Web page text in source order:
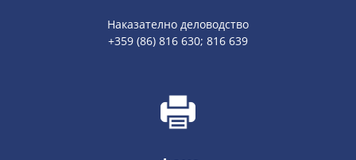
Наказателно деловодство
+359 (86) 816 630; 816 639